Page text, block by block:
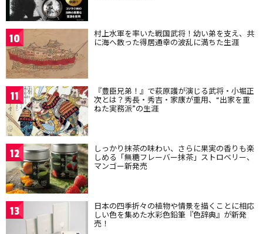
10 村上水軍を率いた戦国武将！幼い弟を支え、共
に海へ散った得居通幸の波乱に満ちた生涯
11 『豊臣兄弟！』で萩原護が演じる武将・小堀正
次とは？秀長・秀吉・家康が重用、“出家を重
ねた実務派”の生涯
12 しっかり抹茶の味わい、さらに果実の香りも楽
しめる「無糖フレーバー抹茶」ストロベリー、
マンゴー新発売
13 日本の四季折々の植物や情景を描くことに相応
しい色を集めた水彩色鉛筆『色辞典』が新発
売！